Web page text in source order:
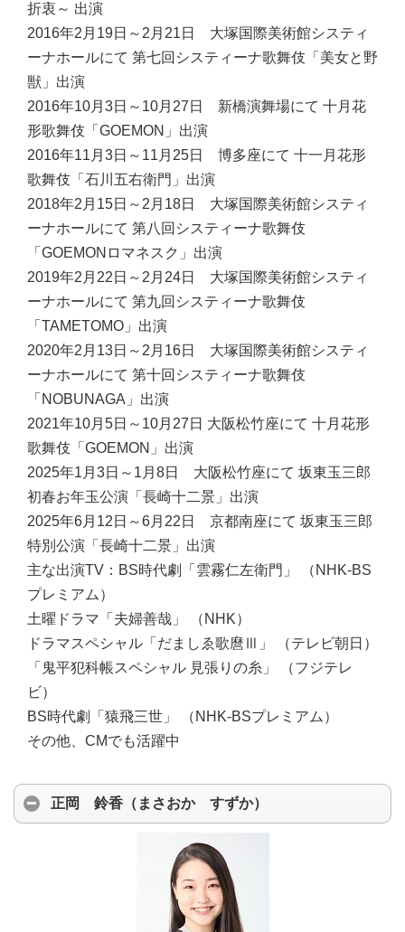
折衷～ 出演
2016年2月19日～2月21日 大塚国際美術館システィ
ーナホールにて 第七回システィーナ歌舞伎「美女と野
獣」出演
2016年10月3日～10月27日 新橋演舞場にて 十月花
形歌舞伎「GOEMON」出演
2016年11月3日～11月25日 博多座にて 十一月花形
歌舞伎「石川五右衛門」出演
2018年2月15日～2月18日 大塚国際美術館システィ
ーナホールにて 第八回システィーナ歌舞伎
「GOEMONロマネスク」出演
2019年2月22日～2月24日 大塚国際美術館システィ
ーナホールにて 第九回システィーナ歌舞伎
「TAMETOMO」出演
2020年2月13日～2月16日 大塚国際美術館システィ
ーナホールにて 第十回システィーナ歌舞伎
「NOBUNAGA」出演
2021年10月5日～10月27日 大阪松竹座にて 十月花形
歌舞伎「GOEMON」出演
2025年1月3日～1月8日 大阪松竹座にて 坂東玉三郎
初春お年玉公演「長崎十二景」出演
2025年6月12日～6月22日 京都南座にて 坂東玉三郎
特別公演「長崎十二景」出演
主な出演TV： BS時代劇「雲霧仁左衛門」 （NHK-BS
プレミアム）
土曜ドラマ「夫婦善哉」 （NHK）
ドラマスペシャル「だましゑ歌麿Ⅲ」 （テレビ朝日）
「鬼平犯科帳スペシャル 見張りの糸」 （フジテレ
ビ）
BS時代劇「猿飛三世」 （NHK-BSプレミアム）
その他、CMでも活躍中
正岡 鈴香（まさおか すずか）